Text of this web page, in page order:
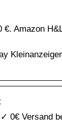
Amazon
0€ Versand